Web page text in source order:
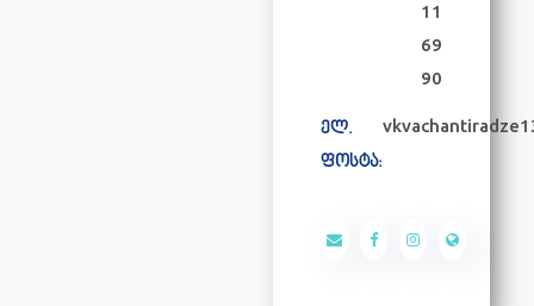
11
69
90
ელ.
ფოსტა: